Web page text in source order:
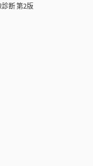
断 第2版